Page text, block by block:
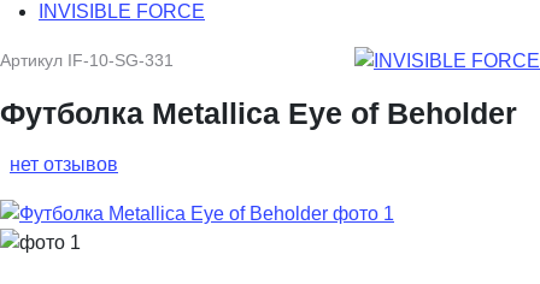
INVISIBLE FORCE
Артикул IF-10-SG-331
Футболка Metallica Eye of Beholder
нет отзывов